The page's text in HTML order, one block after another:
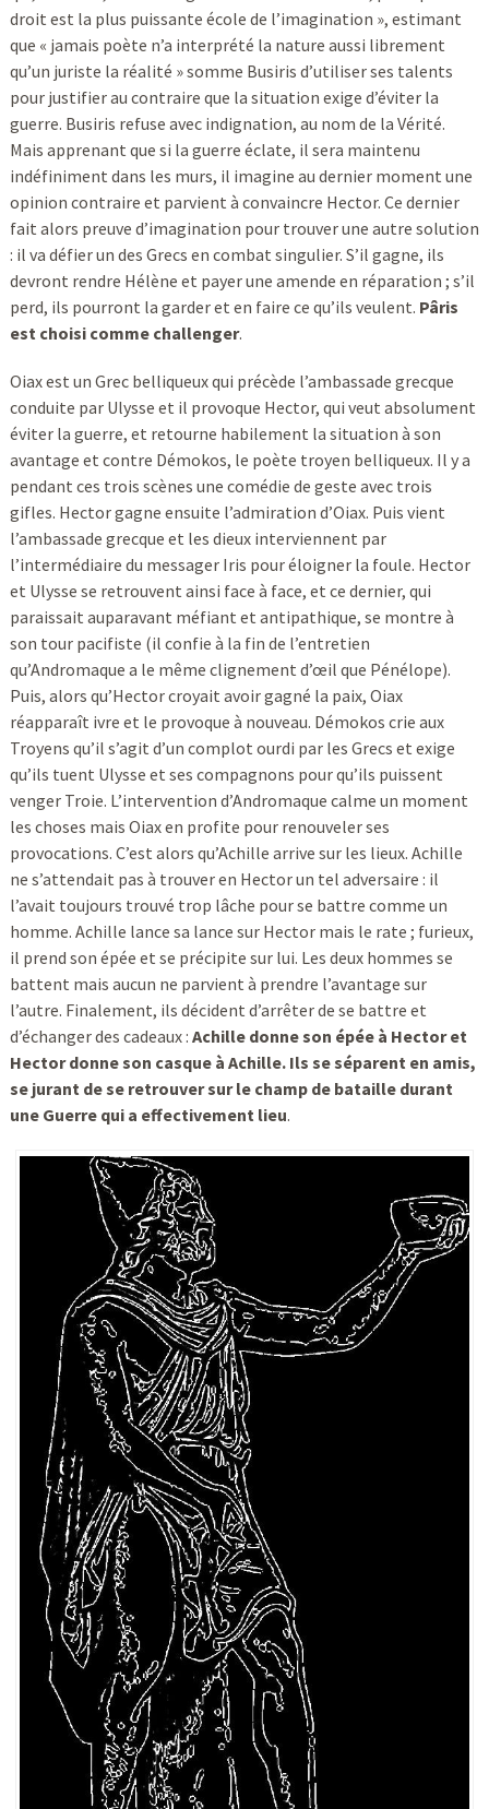
droit est la plus puissante école de l’imagination », estimant
que « jamais poète n’a interprété la nature aussi librement
qu’un juriste la réalité » somme Busiris d’utiliser ses talents
pour justifier au contraire que la situation exige d’éviter la
guerre. Busiris refuse avec indignation, au nom de la Vérité.
Mais apprenant que si la guerre éclate, il sera maintenu
indéfiniment dans les murs, il imagine au dernier moment une
opinion contraire et parvient à convaincre Hector. Ce dernier
fait alors preuve d’imagination pour trouver une autre solution
: il va défier un des Grecs en combat singulier. S’il gagne, ils
devront rendre Hélène et payer une amende en réparation ; s’il
perd, ils pourront la garder et en faire ce qu’ils veulent. Pâris
est choisi comme challenger.
Oiax est un Grec belliqueux qui précède l’ambassade grecque
conduite par Ulysse et il provoque Hector, qui veut absolument
éviter la guerre, et retourne habilement la situation à son
avantage et contre Démokos, le poète troyen belliqueux. Il y a
pendant ces trois scènes une comédie de geste avec trois
gifles. Hector gagne ensuite l’admiration d’Oiax. Puis vient
l’ambassade grecque et les dieux interviennent par
l’intermédiaire du messager Iris pour éloigner la foule. Hector
et Ulysse se retrouvent ainsi face à face, et ce dernier, qui
paraissait auparavant méfiant et antipathique, se montre à
son tour pacifiste (il confie à la fin de l’entretien
qu’Andromaque a le même clignement d’œil que Pénélope).
Puis, alors qu’Hector croyait avoir gagné la paix, Oiax
réapparaît ivre et le provoque à nouveau. Démokos crie aux
Troyens qu’il s’agit d’un complot ourdi par les Grecs et exige
qu’ils tuent Ulysse et ses compagnons pour qu’ils puissent
venger Troie. L’intervention d’Andromaque calme un moment
les choses mais Oiax en profite pour renouveler ses
provocations. C’est alors qu’Achille arrive sur les lieux. Achille
ne s’attendait pas à trouver en Hector un tel adversaire : il
l’avait toujours trouvé trop lâche pour se battre comme un
homme. Achille lance sa lance sur Hector mais le rate ; furieux,
il prend son épée et se précipite sur lui. Les deux hommes se
battent mais aucun ne parvient à prendre l’avantage sur
l’autre. Finalement, ils décident d’arrêter de se battre et
d’échanger des cadeaux : Achille donne son épée à Hector et
Hector donne son casque à Achille. Ils se séparent en amis,
se jurant de se retrouver sur le champ de bataille durant
une Guerre qui a effectivement lieu.